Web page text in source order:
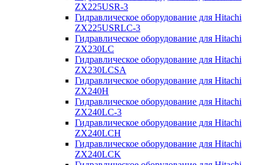
ZX225USR-3
Гидравлическое оборудование для Hitachi
ZX225USRLC-3
Гидравлическое оборудование для Hitachi
ZX230LC
Гидравлическое оборудование для Hitachi
ZX230LCSA
Гидравлическое оборудование для Hitachi
ZX240H
Гидравлическое оборудование для Hitachi
ZX240LC-3
Гидравлическое оборудование для Hitachi
ZX240LCH
Гидравлическое оборудование для Hitachi
ZX240LCK